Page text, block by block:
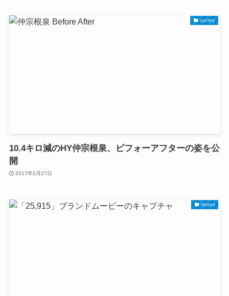
society
10.4キロ減のHY仲宗根泉、ビフォーアフターの姿を公
開
2017年2月27日
fitness